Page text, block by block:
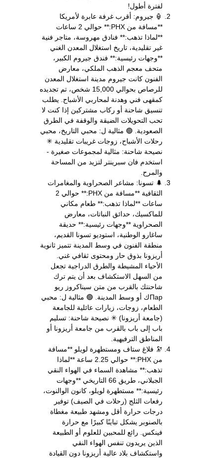
لفترة أطول!
🏮 جيروم: أقرب غرفة عابرة لأمريكا
**مسافة من PHX:** حوالي 2 ساعات
**لماذا تذهب:** فنادق مهروسة، متاجر فنية
غير تقليدية، تاريخ استغلال المعدن الغني
**وجهات رئيسية:** فندق جيروم الكبير،
متحف معجم الذهب الملكي، معارض
الفنون كانت جيروم مدينة استغلال المعدن
للرصاص بحوالي 15,000 شخص، تم تجديده
كمقهى فني وهدنة لمحاربي الأشباح. يطلب
تنسيق شاحنة أو ركاب مشتركين إذا كنت لا
تحب التحويلات الضيقة والوقفة في الطرق
الصعودية. 🟢 مثالية ل: محبي التاريخ، محبي
رحلات الأشباح، زوجات غريبات تقليدية ✳
نصيحة شاحنة: مثالية لمجموعات صغيرة -
استخدم فان سبرينتر لتزيد من المساحة
والمرح.
🌲 تسونا: مشاعر الصحراوية والمغامرات
الثقافية **مسافة من PHX:** حوالي 2
ساعات **لماذا تذهب:** طعام مكاني
للماكسيك، حدائق النباتات، معارض
الصحراوية **وجهات رئيسية:** حديقة
ساغارو الوطنية، استوديو تسونا القديم،
منطقة الفنون في وسط المدينة تتميز ثانوية
أريزونا بذوق حار ومحتوى ثقافي غني.
الأحياء المشيطة والطرق الدراجية تجعل
من السهل الاستكشاف بعد أن يتم ترك
شاحنتك بالقرب من متن سيناكروز ريو
Парك أو وسط المدينة. 🟢 مثالية ل: محبي
الطعام، زوجات، زيارات عائلية للجامعة
(جامعة أريزونا) ✳ نصيحة شاحنة: تسليم
باب إلى باب بالقرب من جامعة أريزونا أو
المناطق الترفيهية.
🔭 فلاغ ستاف ومستطهرة لويلو **مسافة
من PHX:** حوالي 2.25 ساعة **لماذا
تذهب:** مشاهدة السماء في الهواء النقي
الجبلاني، طريق 66 التاريخي **وجهات
رئيسية:** مستطهرة لويلو، كانون الوالنوت،
رفعات الثلج (رحلات في الصيف) توفير
درجات حرارة أقل ومشهد طبيعة مغطاة
بالصنوبر يشكل تباينًا كبيرًا مع حرارة
فينكس. رائع للمحبين للعلوم أو الطبيعة
الذين يريدون تنفس الهواء النقي
واستكشاف بلاد عالية أريزونا دون القيادة